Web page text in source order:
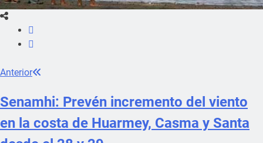
Anterior
Senamhi: Prevén incremento del viento
en la costa de Huarmey, Casma y Santa